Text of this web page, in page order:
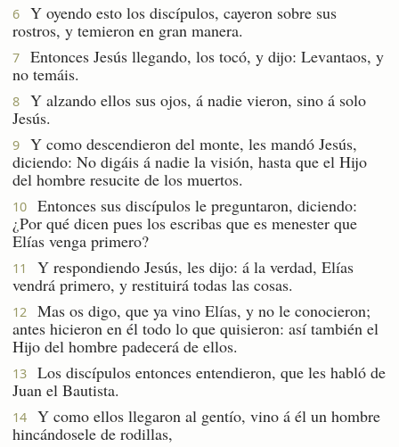
6
Y oyendo esto los discípulos, cayeron sobre sus
rostros, y temieron en gran manera.
7
Entonces Jesús llegando, los tocó, y dijo: Levantaos, y
no temáis.
8
Y alzando ellos sus ojos, á nadie vieron, sino á solo
Jesús.
9
Y como descendieron del monte, les mandó Jesús,
diciendo: No digáis á nadie la visión, hasta que el Hijo
del hombre resucite de los muertos.
10
Entonces sus discípulos le preguntaron, diciendo:
¿Por qué dicen pues los escribas que es menester que
Elías venga primero?
11
Y respondiendo Jesús, les dijo: á la verdad, Elías
vendrá primero, y restituirá todas las cosas.
12
Mas os digo, que ya vino Elías, y no le conocieron;
antes hicieron en él todo lo que quisieron: así también el
Hijo del hombre padecerá de ellos.
13
Los discípulos entonces entendieron, que les habló de
Juan el Bautista.
14
Y como ellos llegaron al gentío, vino á él un hombre
hincándosele de rodillas,